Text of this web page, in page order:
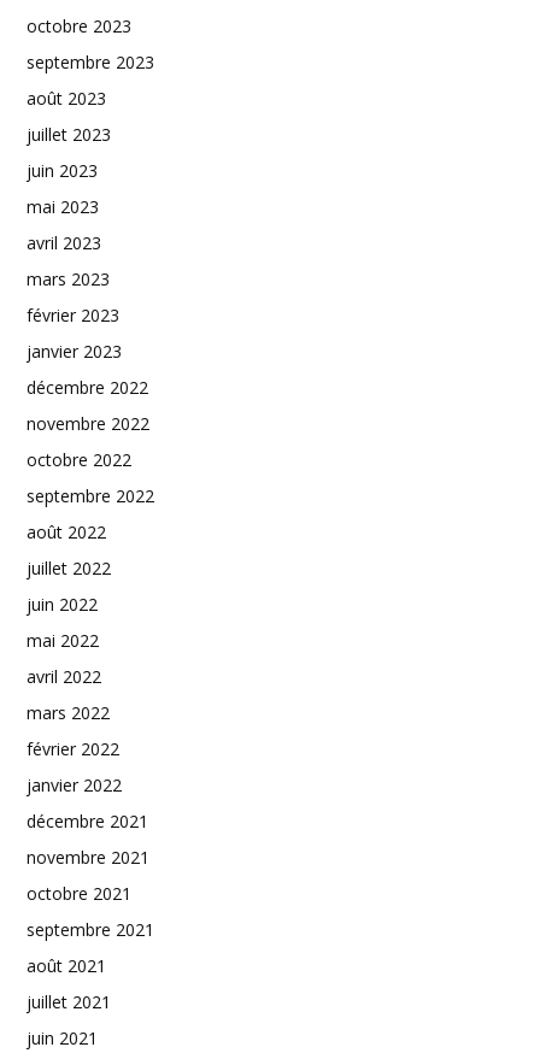
octobre 2023
septembre 2023
août 2023
juillet 2023
juin 2023
mai 2023
avril 2023
mars 2023
février 2023
janvier 2023
décembre 2022
novembre 2022
octobre 2022
septembre 2022
août 2022
juillet 2022
juin 2022
mai 2022
avril 2022
mars 2022
février 2022
janvier 2022
décembre 2021
novembre 2021
octobre 2021
septembre 2021
août 2021
juillet 2021
juin 2021